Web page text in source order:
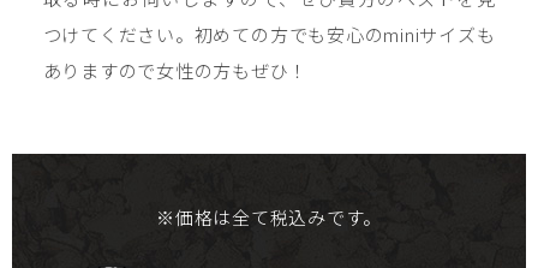
つけてください。初めての方でも安心のminiサイズも
ありますので女性の方もぜひ！
※価格は全て税込みです。